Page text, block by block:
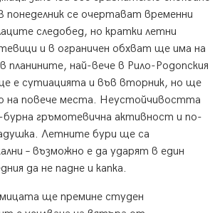
понеделник се очертават временни
следобед, но кратки летни
и в ограничен обхват ще има на
планините, най-вече в Рило-Родопския
е сутиацията и във вторник, но ще
на повече места. Неустойчивостта
бурна гръмотевична активност и по-
Летните бури ще са
– възможно е да ударят в един
да не падне и капка.
ще премине студен